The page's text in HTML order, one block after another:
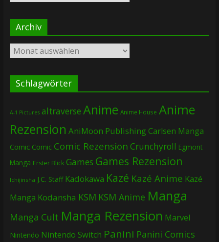
Archiv
Archiv
Schlagwörter
A-1 Pictures altraverse Anime Anime House Anime
Rezension AniMoon PublishingCarlsen Manga
Comic Comic Comic Rezension Crunchyroll Egmont
Manga Erster Blick Games Games Rezension
Ichijinsha J.C. Staff Kadokawa Kazé Kazé Anime Kazé
Manga Kodansha KSM KSM Anime Manga
Manga Cult Manga Rezension Marvel
Nintendo Nintendo Switch Panini Panini Comics